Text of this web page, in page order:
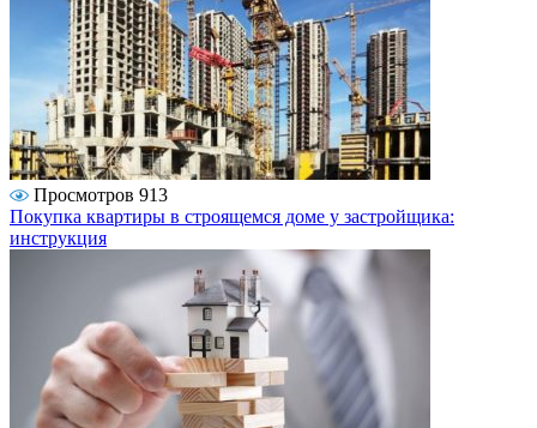
Просмотров 913
Покупка квартиры в строящемся доме у застройщика:
инструкция